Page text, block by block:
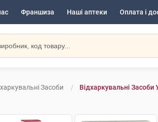
Франшиза Наші аптеки Оплата і
Засоби Відхаркувальні Засоби